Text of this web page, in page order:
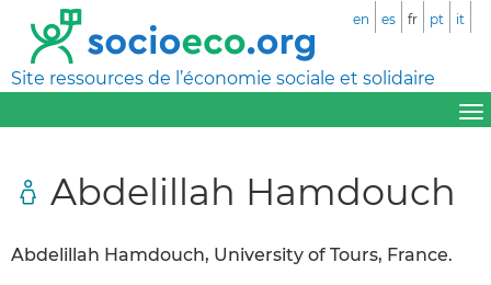
Site ressources de l’économie sociale et solidaire
en es fr pt it
Abdelillah Hamdouch
Abdelillah Hamdouch, University of Tours, France.